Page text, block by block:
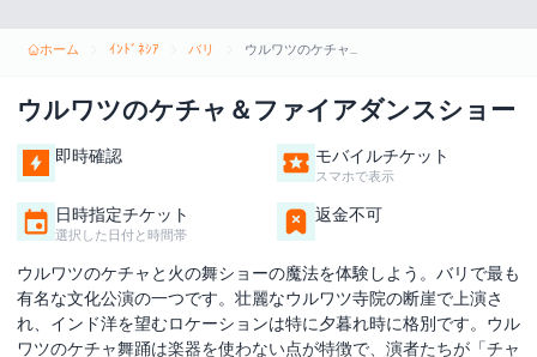
ホーム ｲﾝﾄﾞﾈｼｱ バリ ウルワツのケチャ＆ファイアダンスショー
ウルワツのケチャ＆ファイアダンスショー
即時確認 モバイルチケット
スマホで表示
日時指定チケット
選択した日付と時間帯
返金不可
ウルワツのケチャと火の舞ショーの魔法を体験しよう。バリで最も
有名な文化公演の一つです。壮麗なウルワツ寺院の断崖で上演さ
れ、インド洋を望むロケーションは特に夕暮れ時に格別です。ウル
ワツのケチャ舞踊は楽器を使わない点が特徴で、演者たちが「チャ